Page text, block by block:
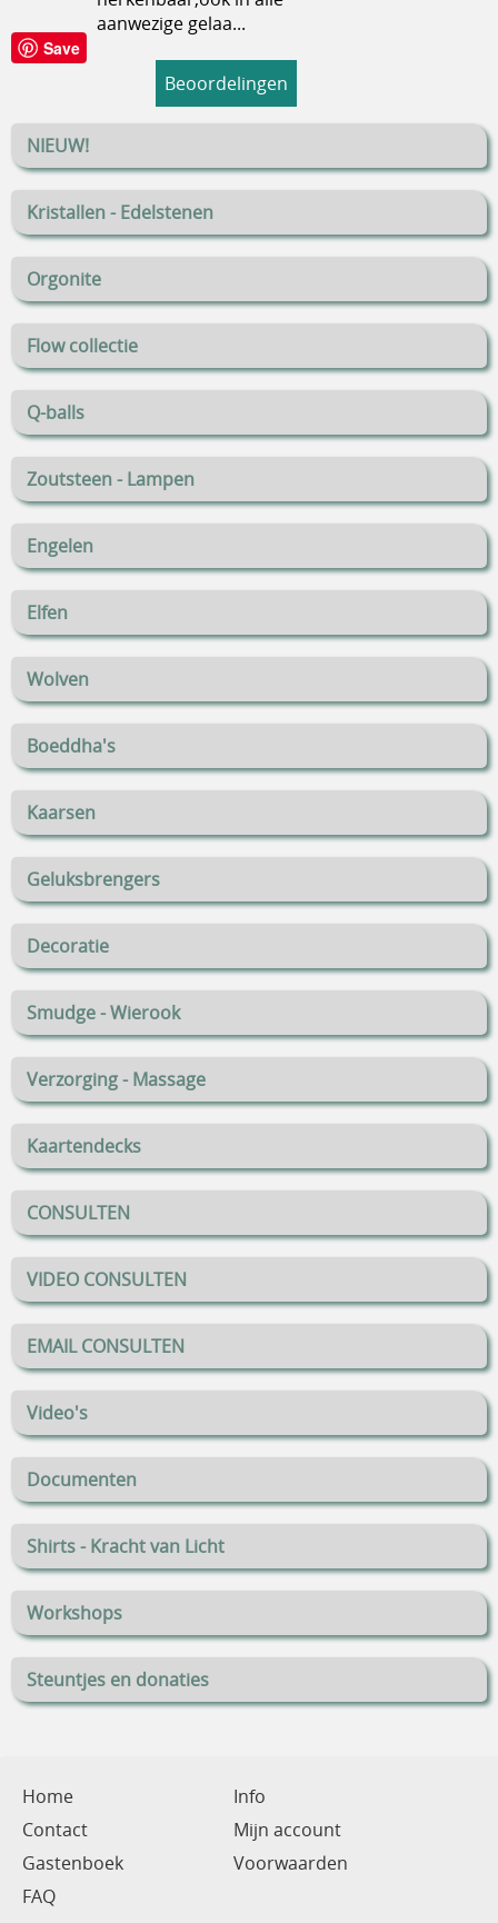
Save
aanwezige gelaa...
Beoordelingen
NIEUW!
Kristallen - Edelstenen
Orgonite
Flow collectie
Q-balls
Zoutsteen - Lampen
Engelen
Elfen
Wolven
Boeddha's
Kaarsen
Geluksbrengers
Decoratie
Smudge - Wierook
Verzorging - Massage
Kaartendecks
CONSULTEN
VIDEO CONSULTEN
EMAIL CONSULTEN
Video's
Documenten
Shirts - Kracht van Licht
Workshops
Steuntjes en donaties
Home
Info
Contact
Mijn account
Gastenboek
Voorwaarden
FAQ